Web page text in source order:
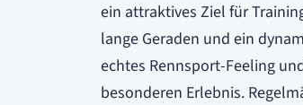
ein attraktives Ziel für
lange Geraden und ein
echtes Rennsport-Feeling
besonderen Erlebnis.